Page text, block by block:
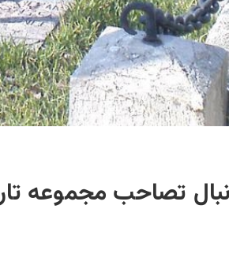
تصاحب مجموعه